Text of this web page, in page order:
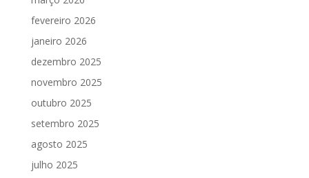
fevereiro 2026
janeiro 2026
dezembro 2025
novembro 2025
outubro 2025
setembro 2025
agosto 2025
julho 2025